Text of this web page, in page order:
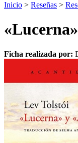
Inicio > Reseñas >
Ficha realizada por: